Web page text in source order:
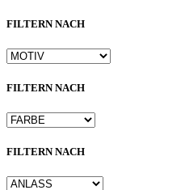
FILTERN NACH
FILTERN NACH
FILTERN NACH